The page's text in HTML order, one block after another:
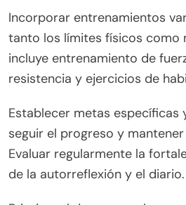
construye una mentalidad de
Incorporar técnicas de
estrés y mejora el enfoque.
una comunidad de apoyo
responsabilidad.
¿Cuáles son las mejores
rutinas de entrenamiento
Para construir resiliencia y